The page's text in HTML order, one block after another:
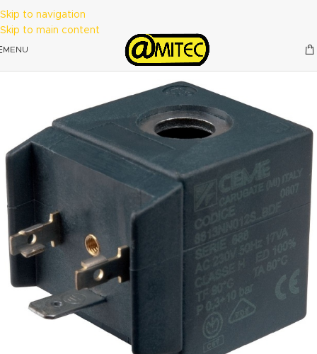
Skip to navigation
Skip to main content
MENU